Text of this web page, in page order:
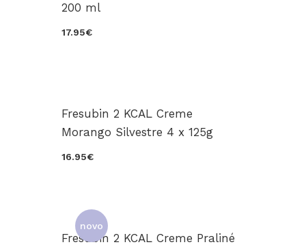
0
200 ml
17.95€
Fresubin 2 KCAL Creme
Morango Silvestre 4 x 125g
16.95€
novo
Fresubin 2 KCAL Creme Praliné